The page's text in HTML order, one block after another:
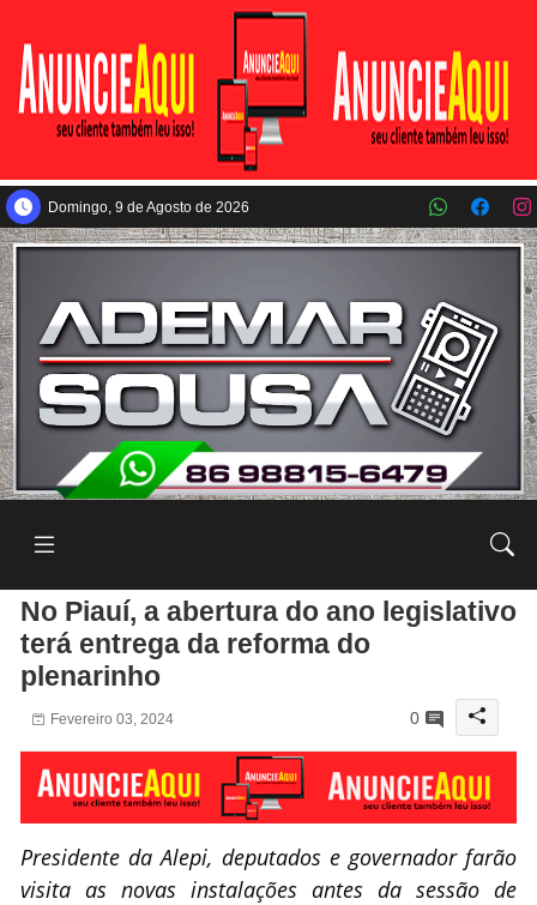
Pular para o conteúdo principal
Domingo, 9 de Agosto de 2026
No Piauí, a abertura do ano legislativo
terá entrega da reforma do
plenarinho
Fevereiro 03, 2024 0
Presidente da Alepi, deputados e governador farão
visita as novas instalações antes da sessão de